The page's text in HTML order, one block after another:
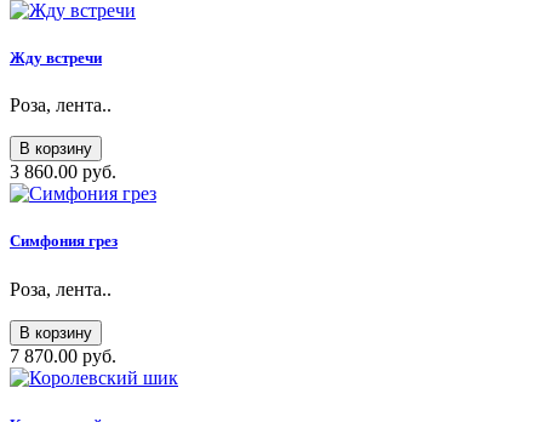
Жду встречи
Роза, лента..
В корзину
3 860.00 руб.
Симфония грез
Роза, лента..
В корзину
7 870.00 руб.